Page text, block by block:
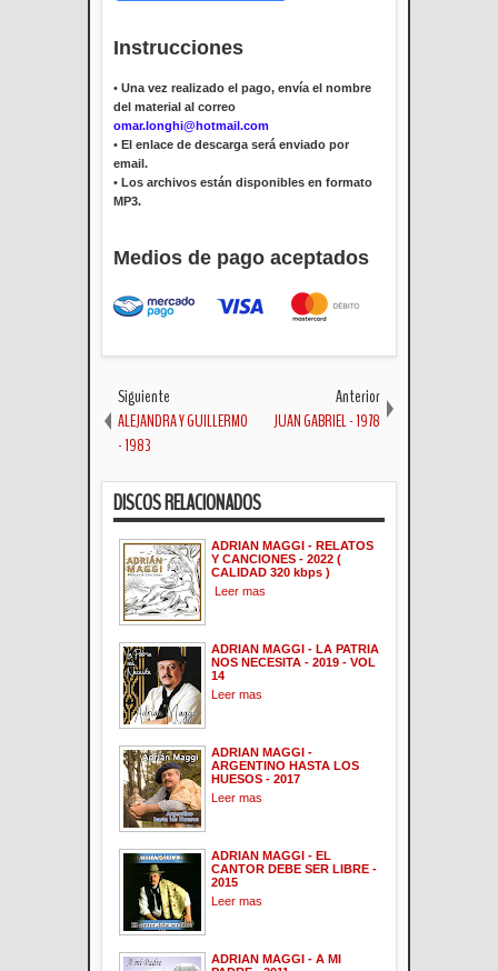
Instrucciones
• Una vez realizado el pago, envía el nombre
del material al correo
omar.longhi@hotmail.com
• El enlace de descarga será enviado por
email.
• Los archivos están disponibles en formato
MP3.
Medios de pago aceptados
Siguiente
ALEJANDRA Y GUILLERMO
- 1983
Anterior
JUAN GABRIEL - 1978
DISCOS RELACIONADOS
ADRIAN MAGGI - RELATOS
Y CANCIONES - 2022 (
CALIDAD 320 kbps )
Leer mas
ADRIAN MAGGI - LA PATRIA
NOS NECESITA - 2019 - VOL
14
Leer mas
ADRIAN MAGGI -
ARGENTINO HASTA LOS
HUESOS - 2017
Leer mas
ADRIAN MAGGI - EL
CANTOR DEBE SER LIBRE -
2015
Leer mas
ADRIAN MAGGI - A MI